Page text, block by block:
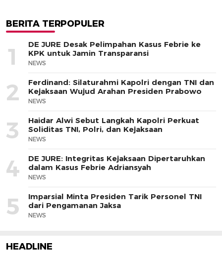
BERITA TERPOPULER
1
DE JURE Desak Pelimpahan Kasus Febrie ke
KPK untuk Jamin Transparansi
NEWS
2
Ferdinand: Silaturahmi Kapolri dengan TNI dan
Kejaksaan Wujud Arahan Presiden Prabowo
NEWS
3
Haidar Alwi Sebut Langkah Kapolri Perkuat
Soliditas TNI, Polri, dan Kejaksaan
NEWS
4
DE JURE: Integritas Kejaksaan Dipertaruhkan
dalam Kasus Febrie Adriansyah
NEWS
5
Imparsial Minta Presiden Tarik Personel TNI
dari Pengamanan Jaksa
NEWS
HEADLINE